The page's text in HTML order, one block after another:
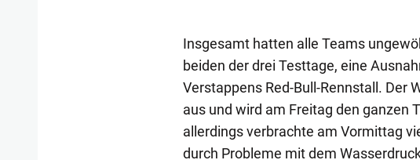
Insgesamt hatten alle Teams
beiden der drei Testtage, eine
Verstappens Red-Bull-Rennstall. Der
aus und wird am Freitag den ganzen
allerdings verbrachte am Vormittag
durch Probleme mit dem